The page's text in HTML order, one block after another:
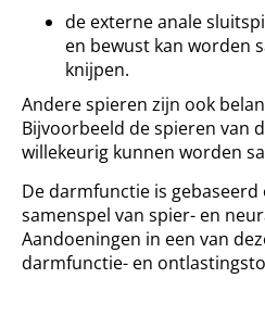
de externe anale
en bewust kan worden
knijpen.
Andere spieren zijn ook
Bijvoorbeeld de spieren van
willekeurig kunnen worden
De darmfunctie is
samenspel van spier- en
Aandoeningen in een van
darmfunctie- en